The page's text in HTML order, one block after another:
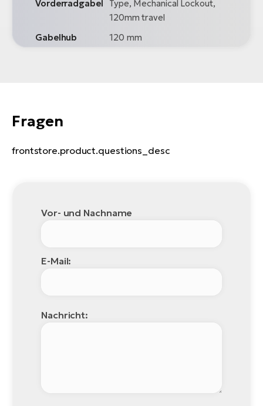
Vorderradgabel
Type, Mechanical Lockout,
120mm travel
Gabelhub
120 mm
Fragen
frontstore.product.questions_desc
Vor- und Nachname
E-Mail:
Nachricht: